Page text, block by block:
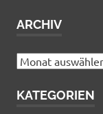
ARCHIV
Archiv
KATEGORIEN